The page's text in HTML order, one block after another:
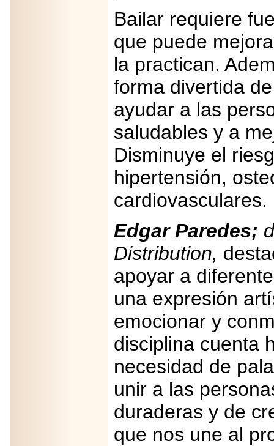
Bailar requiere
que puede
la practican.
forma divertida
ayudar a las
saludables y a
Disminuye el
hipertensión,
cardiovasculares.
Edgar Paredes;
Distribution,
apoyar a
una expresión
emocionar y
disciplina cuenta
necesidad de
unir a las
duraderas y de
que nos une al